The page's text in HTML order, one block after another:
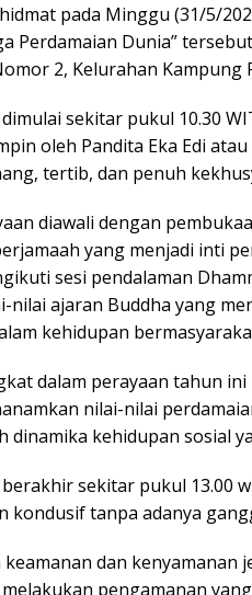
pada Minggu (31/5/
Perdamaian Dunia”
2, Kelurahan Kampung
sekitar pukul 10.30
oleh Pandita Eka Edi
tertib, dan penuh
diawali dengan
yang menjadi inti
sesi pendalaman
nilai ajaran Buddha yang
kehidupan
dalam perayaan tahun
nilai-nilai
dinamika kehidupan sosial
sekitar pukul 13.00
kondusif tanpa adanya
dan kenyamanan
pengamanan